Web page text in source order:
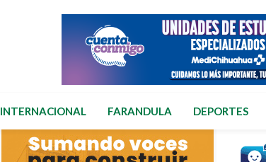
INTERNACIONAL FARANDULA DEPORTES